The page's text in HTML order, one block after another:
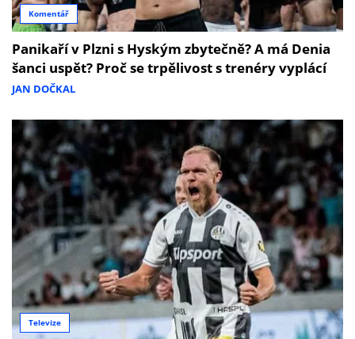
Komentář
Panikaří v Plzni s Hyským zbytečně? A má Denia
šanci uspět? Proč se trpělivost s trenéry vyplácí
JAN DOČKAL
Televize